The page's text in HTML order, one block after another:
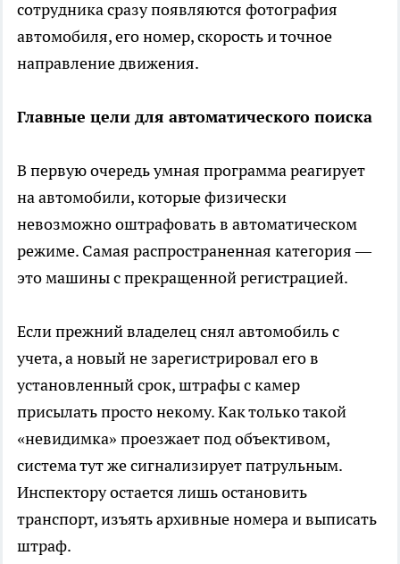
сотрудника сразу появляются фотография
автомобиля, его номер, скорость и точное
направление движения.
Главные цели для автоматического поиска
В первую очередь умная программа реагирует
на автомобили, которые физически
невозможно оштрафовать в автоматическом
режиме. Самая распространенная категория —
это машины с прекращенной регистрацией.
Если прежний владелец снял автомобиль с
учета, а новый не зарегистрировал его в
установленный срок, штрафы с камер
присылать просто некому. Как только такой
«невидимка» проезжает под объективом,
система тут же сигнализирует патрульным.
Инспектору остается лишь остановить
транспорт, изъять архивные номера и выписать
штраф.